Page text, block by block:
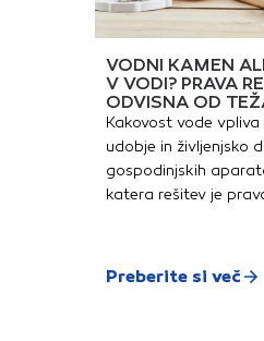
VODNI KAMEN
V VODI? PRAVA
ODVISNA OD
Kakovost vode
udobje in življenjsko
gospodinjskih
katera rešitev je
Preberite si več